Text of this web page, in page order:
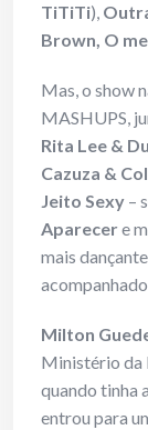
TiTiTi),
Brown, O
Mas, o show
MASHUPS,
Rita Lee &
Cazuza &
Jeito Sexy –
Aparecere
mais
Milton
Ministério da
quando tinha
entrou para